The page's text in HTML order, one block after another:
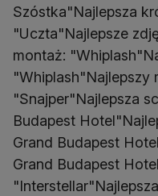
Szóstka"Najlepsza
"Uczta"Najlepsze
montaż:
"Whiplash"Najlepszy
"Snajper"Najlepsza
Budapest
Grand Budapest
Grand Budapest